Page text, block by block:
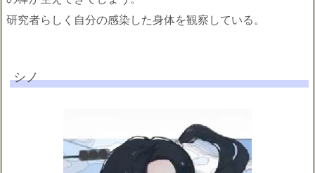
研究者らしく自分の感染した身体を観察している。
シノ